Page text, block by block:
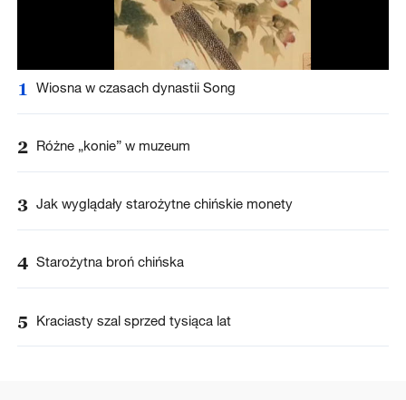
1 Wiosna w czasach dynastii Song
2 Różne „konie” w muzeum
3 Jak wyglądały starożytne chińskie monety
4 Starożytna broń chińska
5 Kraciasty szal sprzed tysiąca lat